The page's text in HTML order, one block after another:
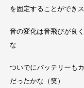
を固定することができ
音の変化は音飛びが良
な
ついでにバッテリーも
だったかな（笑）